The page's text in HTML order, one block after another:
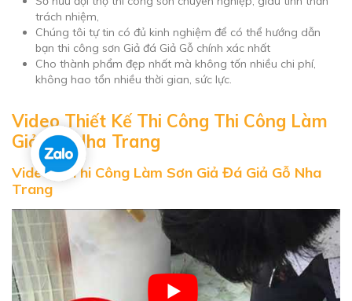
trách nhiệm,
Chúng tôi tự tin có đủ kinh nghiệm để có thể hướng dẫn
bạn thi công sơn Giả đá Giả Gỗ chính xác nhất
Cho thành phẩm đẹp nhất mà không tốn nhiều chi phí,
không hao tổn nhiều thời gian, sức lực.
Video Thiết Kế Thi Công Thi Công Làm
Giả Đá Nha Trang
Video 1: Thi Công Làm Sơn Giả Đá Giả Gỗ Nha
Trang